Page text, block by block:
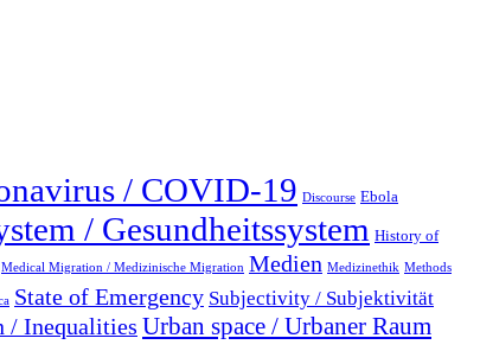
/ COVID-19 Discourse Ebola
/ Gesundheitssystem History of
Medical Migration / Medizinische Migration Medien Medizinethik Methods
State of Emergency Subjectivity / Subjektivität
/ Inequalities Urban space / Urbaner Raum